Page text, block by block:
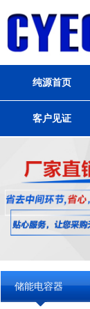
纯源首页
客户见证
储能电容器